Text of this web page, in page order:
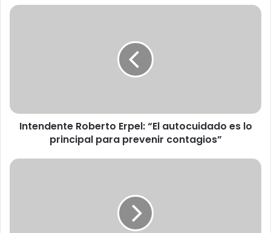
I
t
b
Intendente Roberto Erpel: “El autocuidado es lo
principal para prevenir contagios”
C